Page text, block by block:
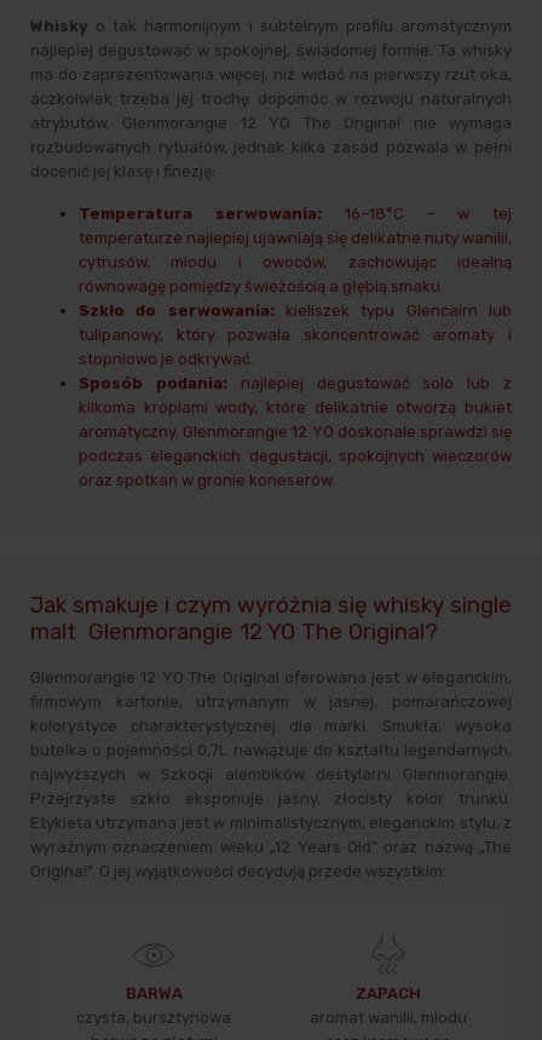
Whisky o tak harmonijnym i subtelnym profilu aromatycznym
najlepiej degustować w spokojnej, świadomej formie. Ta whisky
ma do zaprezentowania więcej, niż widać na pierwszy rzut oka,
aczkolwiek trzeba jej trochę dopomóc w rozwoju naturalnych
atrybutów. Glenmorangie 12 YO The Original nie wymaga
rozbudowanych rytuałów, jednak kilka zasad pozwala w pełni
docenić jej klasę i finezję:
Temperatura serwowania: 16–18°C – w tej
temperaturze najlepiej ujawniają się delikatne nuty wanilii,
cytrusów, miodu i owoców, zachowując idealną
równowagę pomiędzy świeżością a głębią smaku.
Szkło do serwowania: kieliszek typu Glencairn lub
tulipanowy, który pozwala skoncentrować aromaty i
stopniowo je odkrywać.
Sposób podania: najlepiej degustować solo lub z
kilkoma kroplami wody, które delikatnie otworzą bukiet
aromatyczny. Glenmorangie 12 YO doskonale sprawdzi się
podczas eleganckich degustacji, spokojnych wieczorów
oraz spotkań w gronie koneserów.
Jak smakuje i czym wyróżnia się whisky single
malt Glenmorangie 12 YO The Original?
Glenmorangie 12 YO The Original oferowana jest w eleganckim,
firmowym kartonie, utrzymanym w jasnej, pomarańczowej
kolorystyce charakterystycznej dla marki. Smukła, wysoka
butelka o pojemności 0,7L nawiązuje do kształtu legendarnych,
najwyższych w Szkocji alembików destylarni Glenmorangie.
Przejrzyste szkło eksponuje jasny, złocisty kolor trunku.
Etykieta utrzymana jest w minimalistycznym, eleganckim stylu, z
wyraźnym oznaczeniem wieku „12 Years Old” oraz nazwą „The
Original”. O jej wyjątkowości decydują przede wszystkim:
BARWA
czysta, bursztynowa
ZAPACH
aromat wanilii, miodu